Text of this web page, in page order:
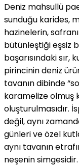
Deniz mahsullü
sunduğu karides,
hazinelerin,
bütünleştiği eşsiz
başarısındaki sır,
pirincinin deniz
tavanın dibinde
karamelize olmuş
oluşturulmasıdır.
değil, aynı
günleri ve özel
aynı tavanın
neşenin simgesidir.